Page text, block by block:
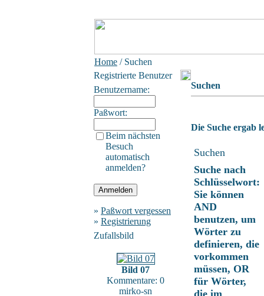
Home / Suchen
Registrierte Benutzer
Benutzername:
Paßwort:
Beim nächsten
Besuch
automatisch
anmelden?
» Paßwort vergessen
» Registrierung
Zufallsbild
Bild 07
Kommentare: 0
mirko-sn
Suchen
Die Suche ergab
Suchen
Suche nach
Schlüsselwort:
Sie können
AND
benutzen, um
Wörter zu
definieren, die
vorkommen
müssen, OR
für Wörter,
die im